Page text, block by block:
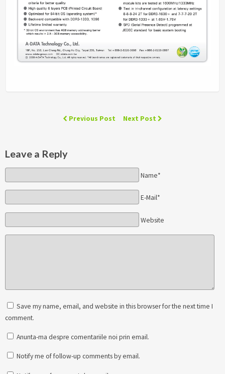
Previous Post Next Post
Leave a Reply
Name*
E-Mail*
Website
Save my name, email, and website in this browser for the next time I
comment.
Anunta-ma despre comentariile noi prin email.
Notify me of follow-up comments by email.